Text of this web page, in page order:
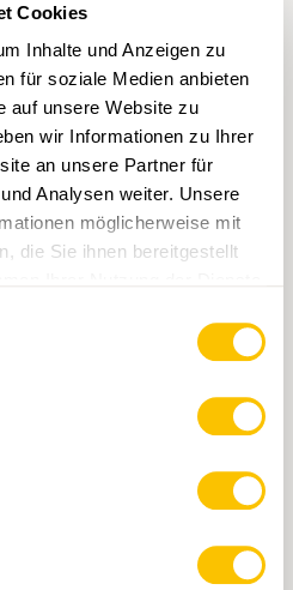
Cookies
Inhalte und Anzeigen zu
für soziale Medien anbieten
auf unsere Website zu
wir Informationen zu Ihrer
an unsere Partner für
Analysen weiter. Unsere
möglicherweise mit
die Sie ihnen bereitgestellt
der Schweizer
Artikel 14 FWG, gegen
Einsprache
führen. Sie brauchen
Vollmacht der Schweizer
stehen den kantonalen
in jedem Fall